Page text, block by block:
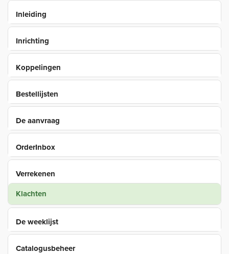
Inleiding
Inrichting
Koppelingen
Bestellijsten
De aanvraag
OrderInbox
Verrekenen
Klachten
De weeklijst
Catalogusbeheer